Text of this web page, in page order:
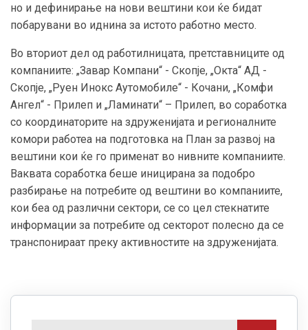
но и дефинирање на нови вештини кои ќе бидат
побарувани во иднина за истото работно место.
Во вториот дел од работилницата, претставниците од
компаниите: „Завар Компани“ - Скопје, „Окта“ АД -
Скопје, „Руен Инокс Аутомобиле“ - Кочани, „Комфи
Ангел“ - Прилеп и „Ламинати“ – Прилеп, во соработка
со координаторите на здруженијата и регионалните
комори работеа на подготовка на План за развој на
вештини кои ќе го применат во нивните компаниите.
Ваквата соработка беше иницирана за подобро
разбирање на потребите од вештини во компаниите,
кои беа од различни сектори, се со цел стекнатите
информации за потребите од секторот полесно да се
транспонираат преку активностите на здруженијата.